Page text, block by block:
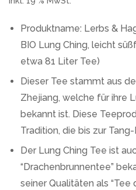
Produktname: Lerbs &
BIO Lung Ching, leicht
etwa 81 Liter Tee)
Dieser Tee stammt aus
Zhejiang, welche für ihre
bekannt ist. Diese
Tradition, die bis zur
Der Lung Ching Tee ist
“Drachenbrunnentee”
seiner Qualitäten als “Tee